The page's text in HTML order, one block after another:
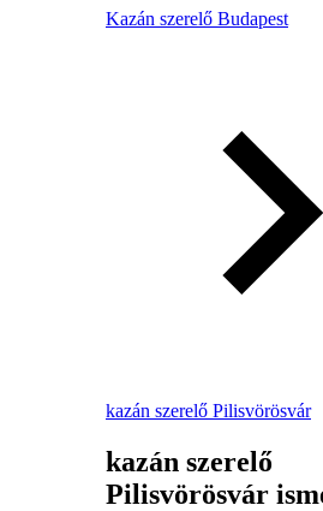
Kazán szerelő Budapest
kazán szerelő Pilisvörösvár
kazán szerelő
Pilisvörösvár